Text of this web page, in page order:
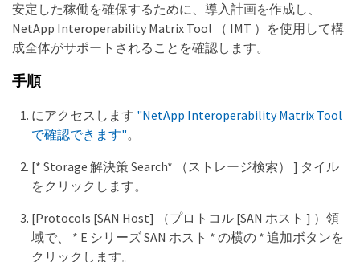
安定した稼働を確保するために、導入計画を作成し、
NetApp Interoperability Matrix Tool （ IMT ）を使用して構
成全体がサポートされることを確認します。
手順
にアクセスします "NetApp Interoperability Matrix Tool
で確認できます"。
[* Storage 解決策 Search* （ストレージ検索） ] タイル
をクリックします。
[Protocols [SAN Host] （プロトコル [SAN ホスト ] ）領
域で、 * E シリーズ SAN ホスト * の横の * 追加ボタンを
クリックします。